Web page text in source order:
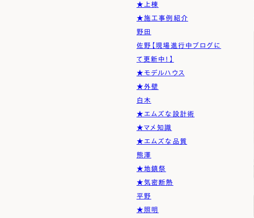
★上棟
★施工事例紹介
野田
佐野【現場進行中ブログに
て更新中！】
★モデルハウス
★外壁
白木
★エムズな設計術
★マメ知識
★エムズな品質
熊澤
★地鎮祭
★気密断熱
平野
★照明